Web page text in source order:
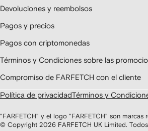
Devoluciones y reembolsos
Pagos y precios
Pagos con criptomonedas
Términos y Condiciones sobre las
Compromiso de FARFETCH con el cliente
Política de privacidadTérminos y
"FARFETCH" y el logo "FARFETCH" son
© Copyright 2026 FARFETCH UK Limited.